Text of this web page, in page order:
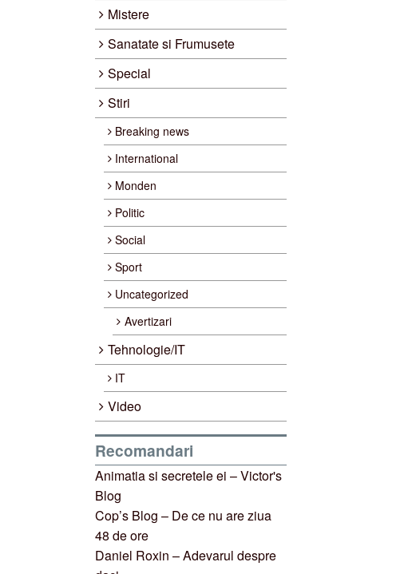
Mistere
Sanatate si Frumusete
Special
Stiri
Breaking news
International
Monden
Politic
Social
Sport
Uncategorized
Avertizari
Tehnologie/IT
IT
Video
Recomandari
Animatia si secretele ei – Victor's
Blog
Cop’s Blog – De ce nu are ziua
48 de ore
Daniel Roxin – Adevarul despre